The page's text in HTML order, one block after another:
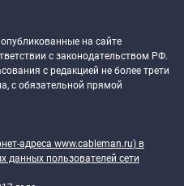
на сайте
с законодательством РФ.
с редакцией не более трети
с обязательной прямой
адреса www.cableman.ru) в
данных пользователей сети